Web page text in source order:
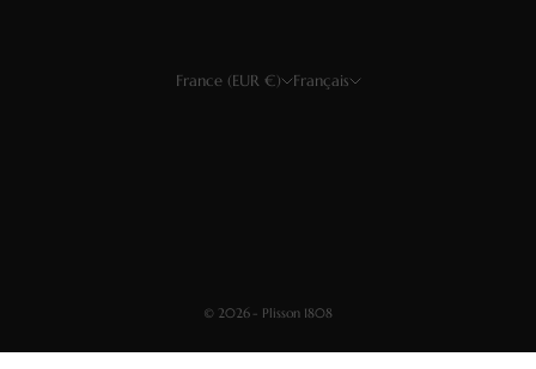
France (EUR €) Français
© 2026 - Plisson 1808